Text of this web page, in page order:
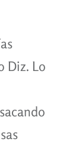
Diz. Lo